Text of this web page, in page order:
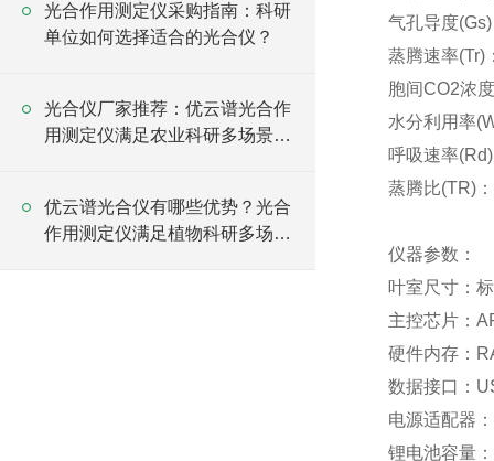
气孔导度
蒸腾速率
胞间CO2
水分利用率
呼吸速率
蒸腾比(TR)
仪器参数：
叶室尺寸：
主控芯片：
硬件内存：
数据接口：
电源适配器
锂电池容量
光合作用测定仪采购指南：科研
单位如何选择适合的光合仪？
光合仪厂家推荐：优云谱光合作
用测定仪满足农业科研多场景应
优云谱光合仪有哪些优势？光合
作用测定仪满足植物科研多场景